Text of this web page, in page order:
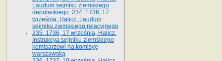
Laudum sejmiku ziemskiego
deputackiego. 234. 1736, 17
września, Halicz. Laudum
sejmiku ziemskiego relacyjnego
235. 1736, 17 września, Halicz.
Instrukcya sejmiku ziemskiego
komisarzowi na komisyę
warszawską